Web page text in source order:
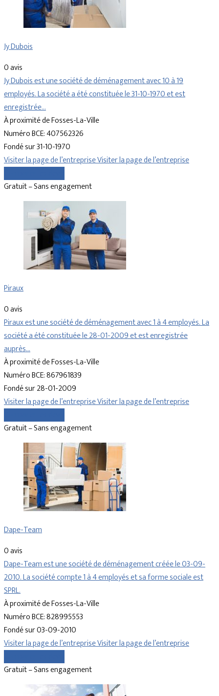
Jy Dubois
0 avis
Jy Dubois est une société de déménagement avec 10 à 19
employés. La société a été constituée le 31-10-1970 et est
enregistrée…
À proximité de Fosses-La-Ville
Numéro BCE: 407562326
Fondé sur 31-10-1970
Visiter la page de l’entrepriseVisiter la page de l’entreprise
Gratuit – Sans engagement
Piraux
0 avis
Piraux est une société de déménagement avec 1 à 4 employés. La
société a été constituée le 28-01-2009 et est enregistrée
auprès…
À proximité de Fosses-La-Ville
Numéro BCE: 867961839
Fondé sur 28-01-2009
Visiter la page de l’entrepriseVisiter la page de l’entreprise
Gratuit – Sans engagement
Dape-Team
0 avis
Dape-Team est une société de déménagement créée le 03-09-
2010. La société compte 1 à 4 employés et sa forme sociale est
SPRL.
À proximité de Fosses-La-Ville
Numéro BCE: 828995553
Fondé sur 03-09-2010
Visiter la page de l’entrepriseVisiter la page de l’entreprise
Gratuit – Sans engagement